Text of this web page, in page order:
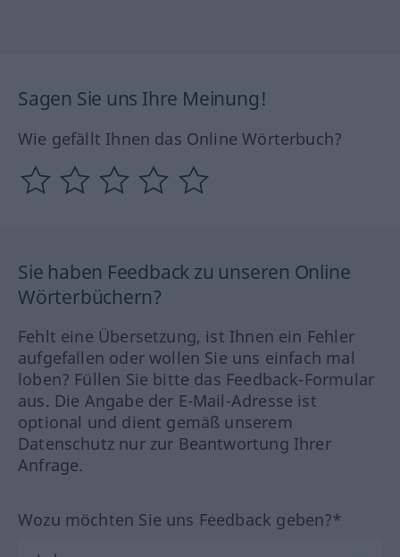
Sagen Sie uns Ihre Meinung!
Wie gefällt Ihnen das Online Wörterbuch?
Sie haben Feedback zu unseren Online
Wörterbüchern?
Fehlt eine Übersetzung, ist Ihnen ein Fehler
aufgefallen oder wollen Sie uns einfach mal
loben? Füllen Sie bitte das Feedback-Formular
aus. Die Angabe der E-Mail-Adresse ist
optional und dient gemäß unserem
Datenschutz nur zur Beantwortung Ihrer
Anfrage.
Wozu möchten Sie uns Feedback geben?*